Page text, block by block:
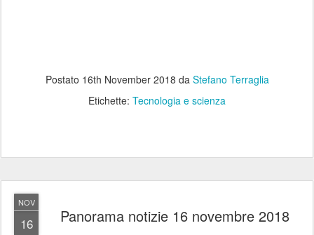
Postato 16th November 2018 da Stefano Terraglia
Etichette: Tecnologia e scienza
NOV
16 Panorama notizie 16 novembre 2018